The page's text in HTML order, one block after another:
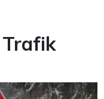
Trafik